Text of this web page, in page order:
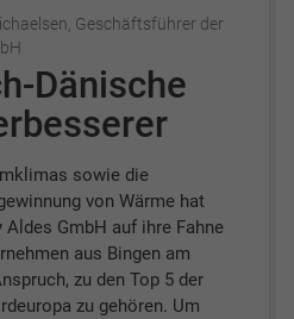
Geschäftsführer der
Dänische
sowie die
von Wärme hat
Aldes GmbH auf ihre Fahne
aus Bingen am
zu den Top 5 der
zu gehören. Um